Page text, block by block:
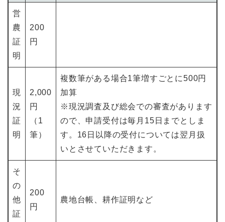
営
農
証
明
200
円
現
況
証
明
2,000
円
（1
筆）
複数筆がある場合1筆増すごとに500円
加算
※現況調査及び総会での審査があります
ので、申請受付は毎月15日までとしま
す。16日以降の受付については翌月扱
いとさせていただきます。
そ
の
他
証
200
円
農地台帳、耕作証明など